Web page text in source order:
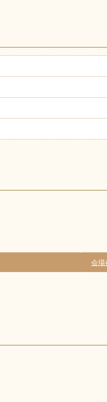
会場